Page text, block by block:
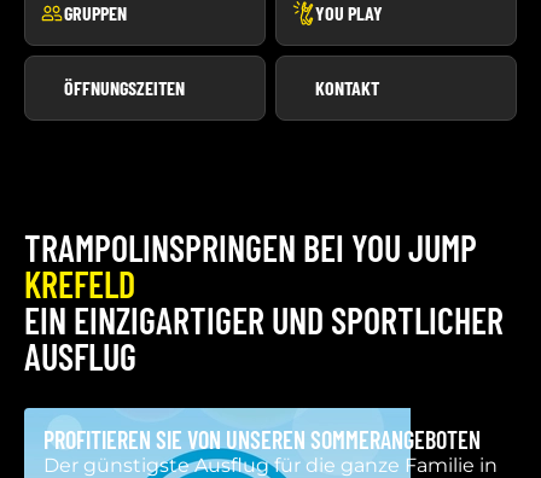
GRUPPEN YOU PLAY
ÖFFNUNGSZEITEN KONTAKT
TRAMPOLINSPRINGEN BEI YOU JUMP
KREFELD
EIN EINZIGARTIGER UND SPORTLICHER
AUSFLUG
PROFITIEREN SIE VON UNSEREN SOMMERANGEBOTEN
Der günstigste Ausflug für die ganze Familie in